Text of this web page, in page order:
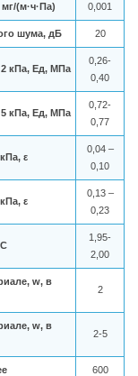
(м·ч·Па) 0,001
шума, дБ 20
2 кПа, Ед, МПа
0,26-
0,40
5 кПа, Ед, МПа
0,72-
0,77
ε
0,04 –
0,10
ε
0,13 –
0,23
1,95-
2,00
w, в
2
w, в
2-5
600